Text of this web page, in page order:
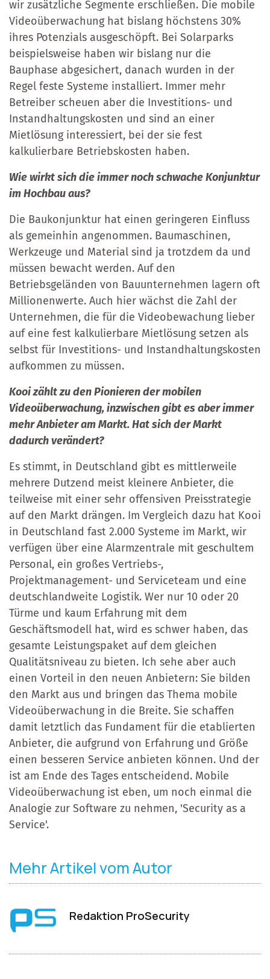
wir zusätzliche Segmente erschließen. Die mobile
Videoüberwachung hat bislang höchstens 30%
ihres Potenzials ausgeschöpft. Bei Solarparks
beispielsweise haben wir bislang nur die
Bauphase abgesichert, danach wurden in der
Regel feste Systeme installiert. Immer mehr
Betreiber scheuen aber die Investitions- und
Instandhaltungskosten und sind an einer
Mietlösung interessiert, bei der sie fest
kalkulierbare Betriebskosten haben.
Wie wirkt sich die immer noch schwache Konjunktur
im Hochbau aus?
Die Baukonjunktur hat einen geringeren Einfluss
als gemeinhin angenommen. Baumaschinen,
Werkzeuge und Material sind ja trotzdem da und
müssen bewacht werden. Auf den
Betriebsgeländen von Bauunternehmen lagern oft
Millionenwerte. Auch hier wächst die Zahl der
Unternehmen, die für die Videobewachung lieber
auf eine fest kalkulierbare Mietlösung setzen als
selbst für Investitions- und Instandhaltungskosten
aufkommen zu müssen.
Kooi zählt zu den Pionieren der mobilen
Videoüberwachung, inzwischen gibt es aber immer
mehr Anbieter am Markt. Hat sich der Markt
dadurch verändert?
Es stimmt, in Deutschland gibt es mittlerweile
mehrere Dutzend meist kleinere Anbieter, die
teilweise mit einer sehr offensiven Preisstrategie
auf den Markt drängen. Im Vergleich dazu hat Kooi
in Deutschland fast 2.000 Systeme im Markt, wir
verfügen über eine Alarmzentrale mit geschultem
Personal, ein großes Vertriebs-,
Projektmanagement- und Serviceteam und eine
deutschlandweite Logistik. Wer nur 10 oder 20
Türme und kaum Erfahrung mit dem
Geschäftsmodell hat, wird es schwer haben, das
gesamte Leistungspaket auf dem gleichen
Qualitätsniveau zu bieten. Ich sehe aber auch
einen Vorteil in den neuen Anbietern: Sie bilden
den Markt aus und bringen das Thema mobile
Videoüberwachung in die Breite. Sie schaffen
damit letztlich das Fundament für die etablierten
Anbieter, die aufgrund von Erfahrung und Größe
einen besseren Service anbieten können. Und der
ist am Ende des Tages entscheidend. Mobile
Videoüberwachung ist eben, um noch einmal die
Analogie zur Software zu nehmen, 'Security as a
Service'.
Mehr Artikel vom Autor
Redaktion ProSecurity